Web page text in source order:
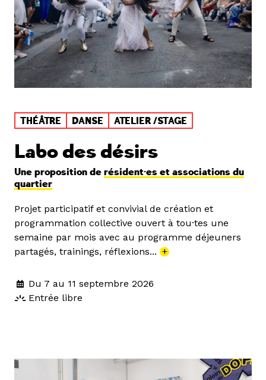
THÉÂTRE DANSE ATELIER /STAGE
Labo des désirs
Une proposition de résident·es et associations du
quartier
Projet participatif et convivial de création et
programmation collective ouvert à tou·tes une
semaine par mois avec au programme déjeuners
partagés, trainings, réflexions... +
Du 7 au 11 septembre 2026
Entrée libre